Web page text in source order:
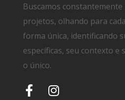
Buscamos
projetos, olhando para
forma única, identificando
específicas, seu contexto
o único.